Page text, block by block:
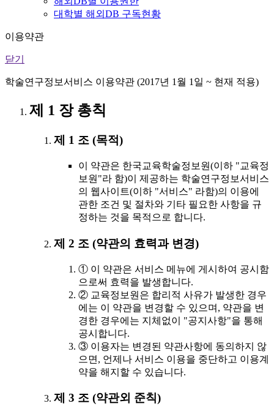
대학별 해외DB 구독현황
이용약관
닫기
학술연구정보서비스 이용약관 (2017년 1월 1일 ~ 현재 적용)
제 1 장 총칙
제 1 조 (목적)
이 약관은 한국교육학술정보원(이하 "교육정
보원"라 함)이 제공하는 학술연구정보서비스
의 웹사이트(이하 "서비스" 라함)의 이용에
관한 조건 및 절차와 기타 필요한 사항을 규
정하는 것을 목적으로 합니다.
제 2 조 (약관의 효력과 변경)
① 이 약관은 서비스 메뉴에 게시하여 공시함
으로써 효력을 발생합니다.
② 교육정보원은 합리적 사유가 발생한 경우
에는 이 약관을 변경할 수 있으며, 약관을 변
경한 경우에는 지체없이 "공지사항"을 통해
공시합니다.
③ 이용자는 변경된 약관사항에 동의하지 않
으면, 언제나 서비스 이용을 중단하고 이용계
약을 해지할 수 있습니다.
제 3 조 (약관외 준칙)